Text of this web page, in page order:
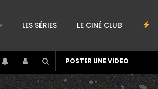
LES SÉRIES LE CINÉ CLUB
POSTER UNE VIDEO